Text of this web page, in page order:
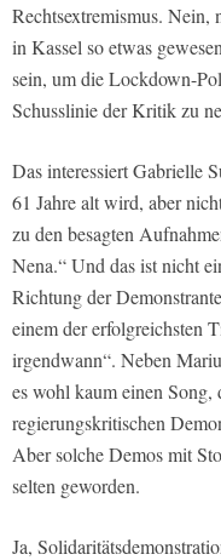
Rechtsextremismus. Nein,
in Kassel so etwas
sein, um die Lockdown-
Schusslinie der Kritik zu
Das interessiert Gabrielle
61 Jahre alt wird, aber
zu den besagten
Nena.“ Und das ist nicht
Richtung der
einem der erfolgreichsten
irgendwann“. Neben
es wohl kaum einen
regierungskritischen
Aber solche Demos mit
selten geworden.
Ja,